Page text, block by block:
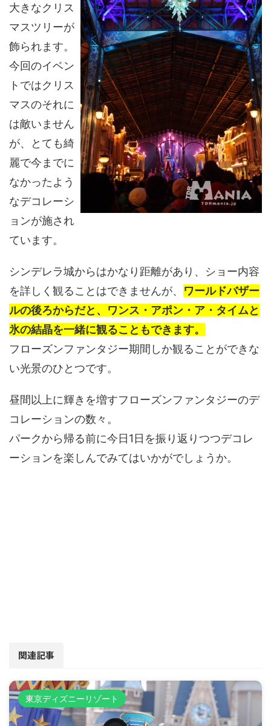
大きなクリス
マスツリーが
飾られます。
今回のイベン
トではクリス
マスのそれに
は敵いません
が、とても綺
麗で今までに
なかったよう
なデコレーシ
ョンが施され
ています。
シンデレラ城からはかなり距離があり、ショー内容
を詳しく観ることはできませんが、 ワールドバザー
ルの後ろからだと、ワンス・アポン・ア・タイムと
氷の結晶を一緒に観ることもできます。
フローズンファンタジー期間しか観ることができな
い光景のひとつです。
昼間以上に輝きを増すフローズンファンタジーのデ
コレーションの数々。
パークから帰る前に今日1日を振り返りつつデコレ
ーションを楽しんでみてはいかがでしょうか。
関連記事
東京ディズニーリゾート